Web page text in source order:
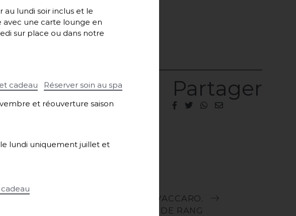
Partager
LORENZ VACCARO,
CHEF DE RANG
au lundi soir inclus et le
avec une carte lounge en
sur place ou dans notre
cadeau
Réserver soin au spa
et réouverture saison
lundi uniquement juillet et